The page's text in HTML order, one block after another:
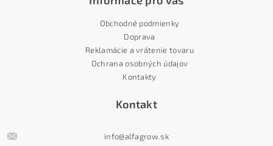
Obchodné podmienky
Doprava
Reklamácie a vrátenie tovaru
Ochrana osobných údajov
Kontakty
Kontakt
info@alfagrow.sk